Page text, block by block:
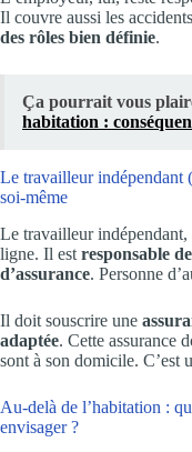
Il couvre aussi les
des rôles bien définie.
Ça pourrait vous
habitation :
Le travailleur indépendant
soi-même
Le travailleur indépendant,
ligne. Il est responsable
d’assurance. Personne
Il doit souscrire une
adaptée. Cette assurance
sont à son domicile. C’est
Au-delà de l’habitation :
envisager ?